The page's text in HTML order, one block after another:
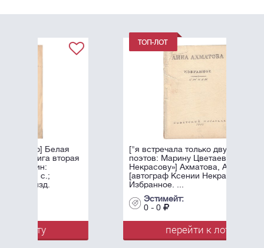
["я встречала только двух женщин-
поэтов: Марину Цветаеву и Ксению
Некрасову»] Ахматова, А.А.
[автограф Ксении Некрасовой]
перейти к лоту